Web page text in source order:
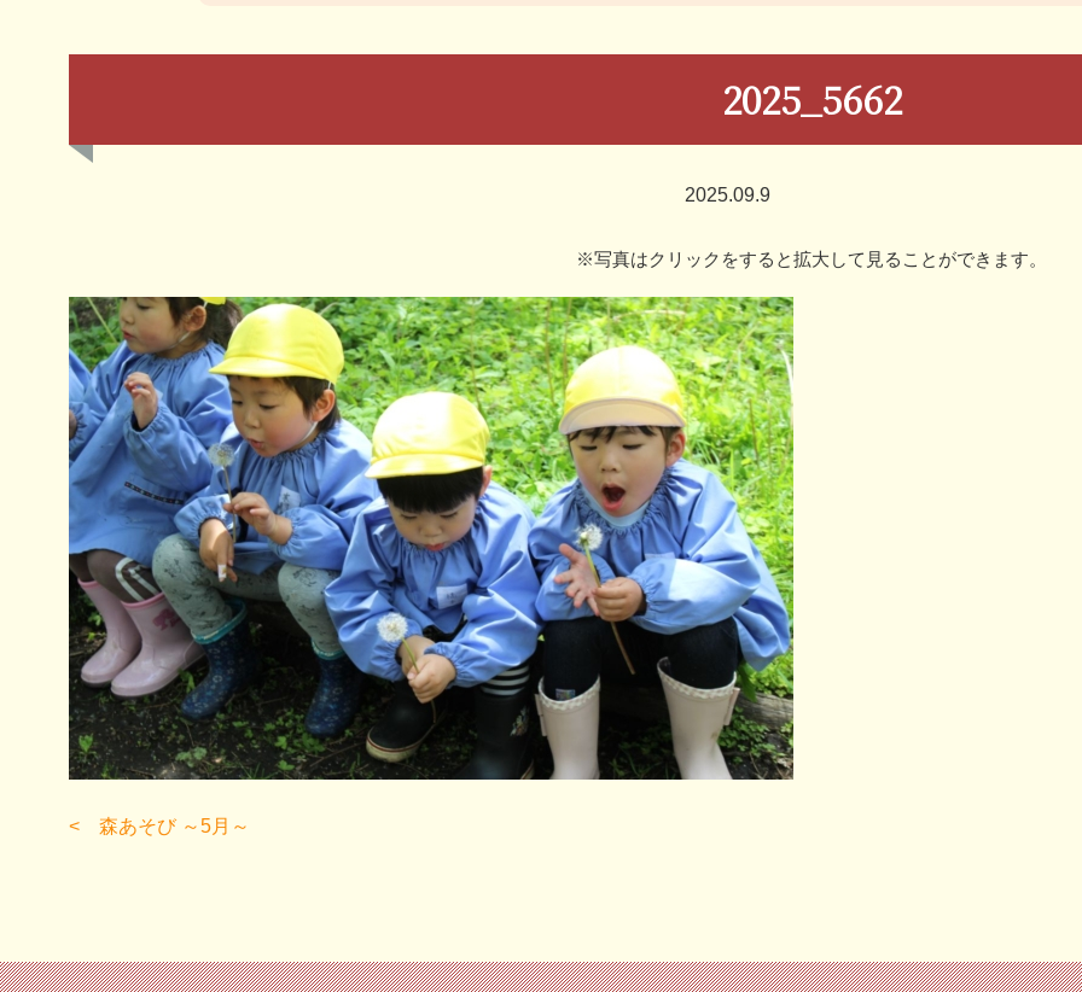
2025_5662
2025.09.9
※写真はクリックをすると拡大して見ることができます。
森あそび ～5月～